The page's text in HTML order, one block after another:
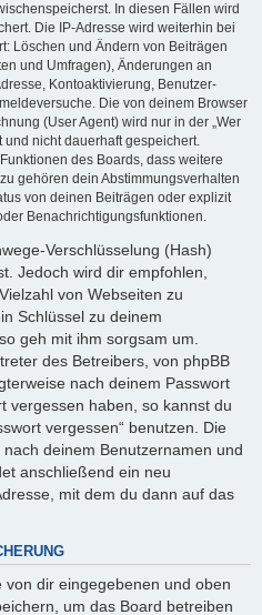
In diesen Fällen wird
Die IP-Adresse wird weiterhin bei
Löschen und Ändern von Beiträgen
und Umfragen), Änderungen an
Kontoaktivierung, Benutzer-
Die von deinem Browser
(User Agent) wird nur in der „Wer
nicht dauerhaft gespeichert.
des Boards, dass weitere
gehören dein Abstimmungsverhalten
von deinen Beiträgen oder explizit
Benachrichtigungsfunktionen.
Verschlüsselung (Hash)
Jedoch wird dir empfohlen,
von Webseiten zu
Schlüssel zu deinem
geh mit ihm sorgsam um.
des Betreibers, von phpBB
nach deinem Passwort
vergessen haben, so kannst du
vergessen“ benutzen. Die
deinem Benutzernamen und
anschließend ein neu
mit dem du dann auf das
dir eingegebenen und oben
um das Board betreiben